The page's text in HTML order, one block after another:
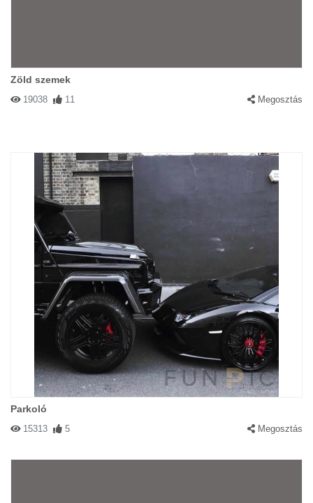
Zöld szemek
19038 11 Megosztás
Parkoló
15313 5 Megosztás